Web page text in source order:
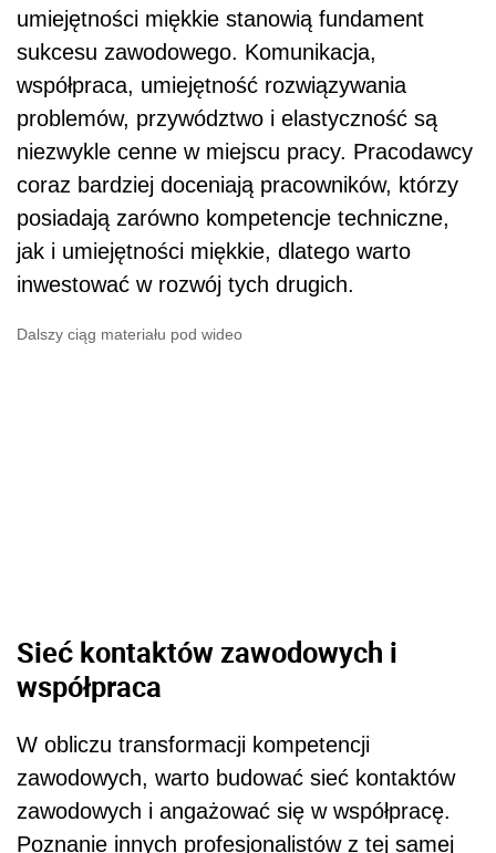
umiejętności miękkie stanowią fundament
sukcesu zawodowego. Komunikacja,
współpraca, umiejętność rozwiązywania
problemów, przywództwo i elastyczność są
niezwykle cenne w miejscu pracy. Pracodawcy
coraz bardziej doceniają pracowników, którzy
posiadają zarówno kompetencje techniczne,
jak i umiejętności miękkie, dlatego warto
inwestować w rozwój tych drugich.
Dalszy ciąg materiału pod wideo
Sieć kontaktów zawodowych i
współpraca
W obliczu transformacji kompetencji
zawodowych, warto budować sieć kontaktów
zawodowych i angażować się w współpracę.
Poznanie innych profesjonalistów z tej samej